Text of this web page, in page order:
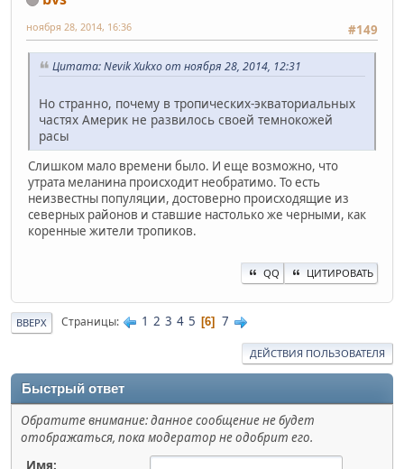
#149
ноября 28, 2014, 16:36
Цитата: Nevik Xukxo от ноября 28, 2014, 12:31
Но странно, почему в тропических-экваториальных
частях Америк не развилось своей темнокожей
расы
Слишком мало времени было. И еще возможно, что
утрата меланина происходит необратимо. То есть
неизвестны популяции, достоверно происходящие из
северных районов и ставшие настолько же черными, как
коренные жители тропиков.
QQ ЦИТИРОВАТЬ
ВВЕРХ Страницы 1 2 3 4 5 6 7
ДЕЙСТВИЯ ПОЛЬЗОВАТЕЛЯ
Быстрый ответ
Обратите внимание: данное сообщение не будет
отображаться, пока модератор не одобрит его.
Имя: